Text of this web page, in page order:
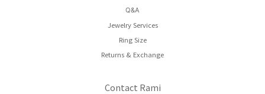
Q&A
Jewelry Services
Ring Size
Returns & Exchange
Contact Rami